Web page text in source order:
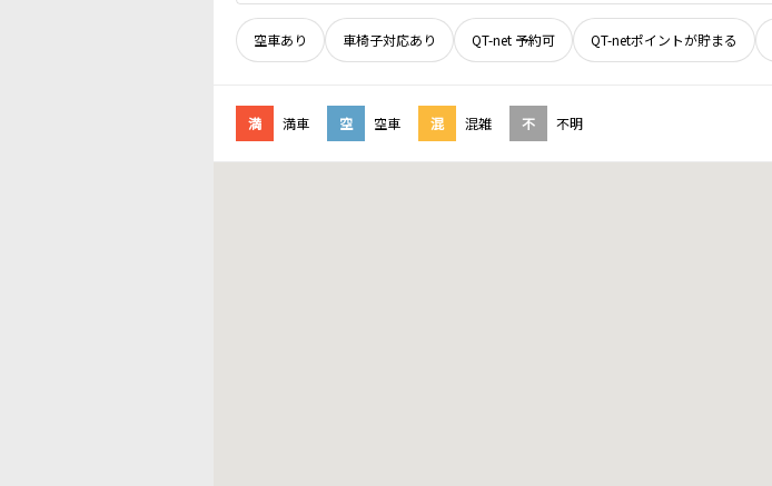
空車あり 車椅子対応あり QT-net 予約可 QT-netポイントが貯まる
満 満車 空 空車 混 混雑 不 不明